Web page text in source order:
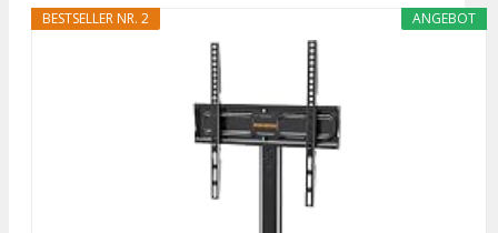
ANGEBOT
BESTSELLER NR. 2